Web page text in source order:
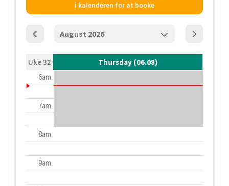
i kalenderen for at booke
Uke 32
Thursday (06.08)
6am
7am
8am
9am